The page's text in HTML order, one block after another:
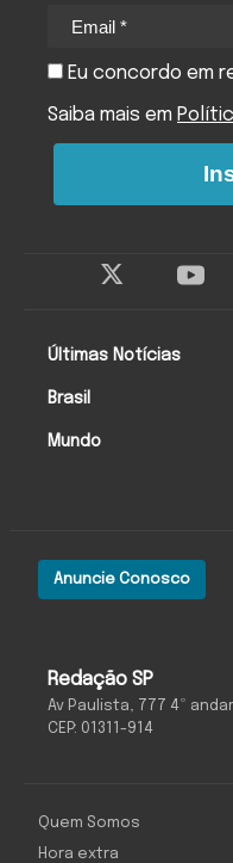
Redação SP
Av Paulista, 777 4º
CEP: 01311-914
Anuncie Conosco
Últimas Notícias
Brasil
Mundo
Eu concordo em
Saiba mais em
Quem Somos
Hora extra